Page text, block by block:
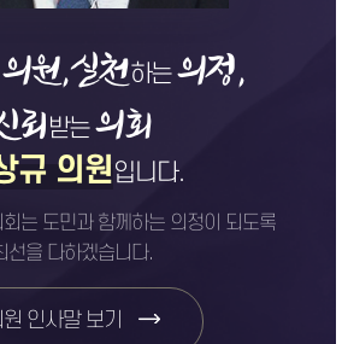
의원,실천하는의정,
뢰받는의회
규 의원입니다.
는 도민과 함께하는 의정이 되도록
선을 다하겠습니다.
원 인사말 보기